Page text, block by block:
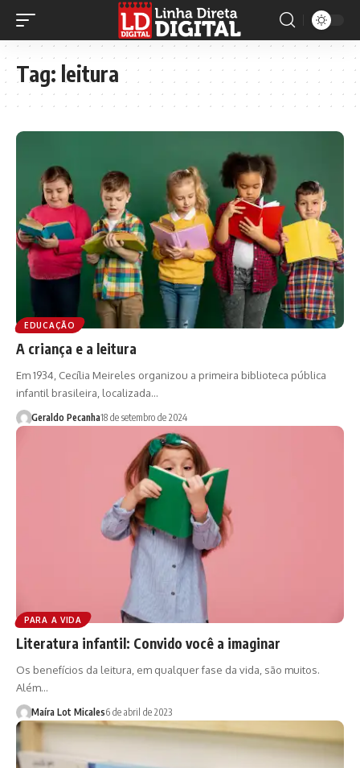
Tag: leitura
EDUCAÇÃO
A criança e a leitura
Em 1934, Cecília Meireles organizou a primeira biblioteca pública
infantil brasileira, localizada…
Geraldo Pecanha18 de setembro de 2024
PARA A VIDA
Literatura infantil: Convido você a imaginar
Os benefícios da leitura, em qualquer fase da vida, são muitos.
Além…
Maíra Lot Micales6 de abril de 2023